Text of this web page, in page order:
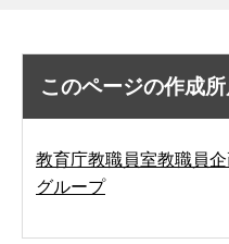
このページの作成
教育庁教職員室教職員
グループ